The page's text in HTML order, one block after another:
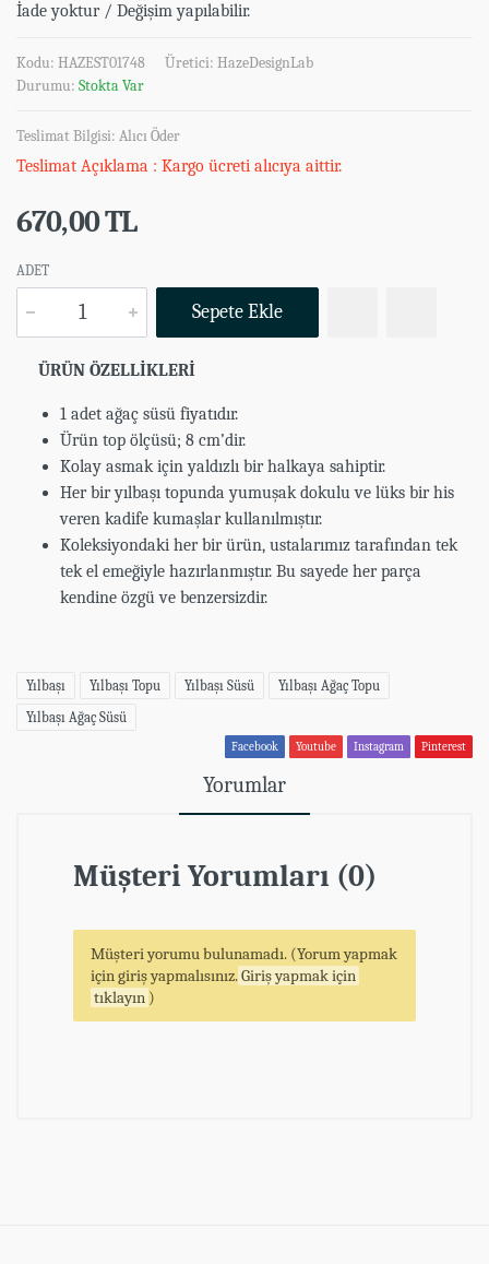
İade yoktur / Değişim yapılabilir.
Kodu: HAZEST01748 Üretici: HazeDesignLab
Durumu: Stokta Var
Teslimat Bilgisi: Alıcı Öder
Teslimat Açıklama : Kargo ücreti alıcıya aittir.
670,00 TL
ADET
Sepete Ekle
ÜRÜN ÖZELLİKLERİ
1 adet ağaç süsü fiyatıdır.
Ürün top ölçüsü; 8 cm’dir.
Kolay asmak için yaldızlı bir halkaya sahiptir.
Her bir yılbaşı topunda yumuşak dokulu ve lüks bir his
veren kadife kumaşlar kullanılmıştır.
Koleksiyondaki her bir ürün, ustalarımız tarafından tek
tek el emeğiyle hazırlanmıştır. Bu sayede her parça
kendine özgü ve benzersizdir.
Yılbaşı Yılbaşı Topu Yılbaşı Süsü
Yılbaşı Ağaç Topu
Yılbaşı Ağaç Süsü
Facebook Youtube Instagram Pinterest
Yorumlar
Müşteri Yorumları (0)
Müşteri yorumu bulunamadı. (Yorum yapmak
için giriş yapmalısınız.Giriş yapmak için
tıklayın )